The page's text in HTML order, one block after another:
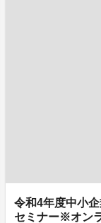
令和4年度中小
セミナー※オン